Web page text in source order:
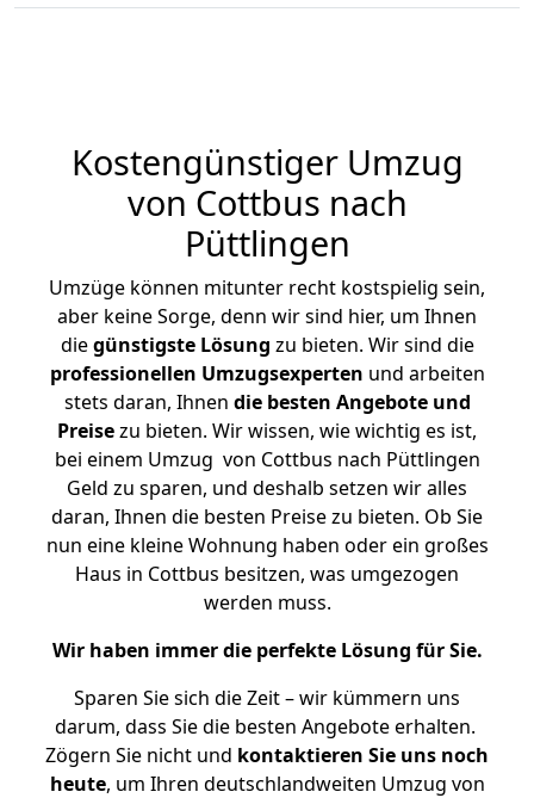
Kostengünstiger Umzug
von Cottbus nach
Püttlingen
Umzüge können mitunter recht kostspielig sein,
aber keine Sorge, denn wir sind hier, um Ihnen
diegünstigste Lösung zu bieten. Wir sind die
professionellen Umzugsexperten und arbeiten
stets daran, Ihnen die besten Angebote und
Preisezu bieten. Wir wissen, wie wichtig es ist,
bei einem Umzug von Cottbus nach Püttlingen
Geld zu sparen, und deshalb setzen wir alles
daran, Ihnen die besten Preise zu bieten. Ob Sie
nun eine kleine Wohnung haben oder ein großes
Haus in Cottbus besitzen, was umgezogen
werden muss.
Wir haben immer die perfekte Lösung für Sie.
Sparen Sie sich die Zeit – wir kümmern uns
darum, dass Sie die besten Angebote erhalten.
Zögern Sie nicht und kontaktieren Sie uns noch
heute, um Ihren deutschlandweiten Umzug von